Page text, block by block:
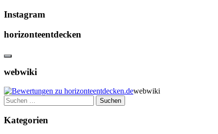
Instagram
horizonteentdecken
webwiki
webwiki
Suchen
nach:
Kategorien